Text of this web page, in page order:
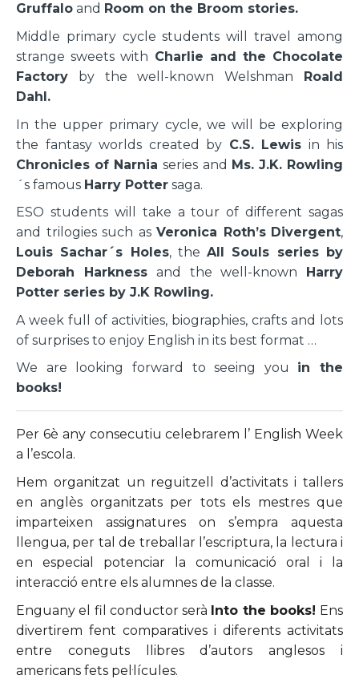
Gruffalo and Room on the Broom stories.
Middle primary cycle students will travel among
strange sweets with Charlie and the Chocolate
Factory by the well-known Welshman Roald
Dahl.
In the upper primary cycle, we will be exploring
the fantasy worlds created by C.S. Lewis in his
Chronicles of Narniaseries and Ms. J.K. Rowling
´s famous Harry Potter saga.
ESO students will take a tour of different sagas
and trilogies such as Veronica Roth’s Divergent,
Louis Sachar´s Holes, theAll Souls series by
Deborah Harknessand the well-known Harry
Potter series by J.K Rowling.
A week full of activities, biographies, crafts and lots
of surprises to enjoy English in its best format …
We are looking forward to seeing you in the
books!
Per 6è any consecutiu celebrarem l’ English Week
a l’escola.
Hem organitzat un reguitzell d’activitats i tallers
en anglès organitzats per tots els mestres que
imparteixen assignatures on s’empra aquesta
llengua, per tal de treballar l’escriptura, la lectura i
en especial potenciar la comunicació oral i la
interacció entre els alumnes de la classe.
Enguany el fil conductor serà Into the books! Ens
divertirem fent comparatives i diferents activitats
entre coneguts llibres d’autors anglesos i
americans fets pel·lícules.